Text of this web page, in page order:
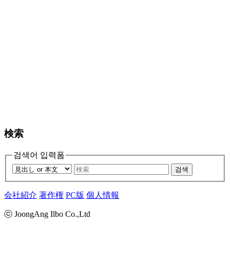
検索
검색어 입력폼
검색
会社紹介 著作権 PC版 個人情報
ⓒ JoongAng Ilbo Co.,Ltd